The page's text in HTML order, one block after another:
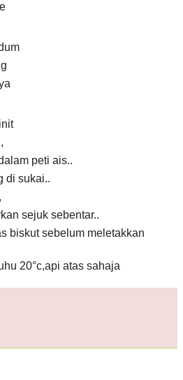
peti ais..
di sukai..
sejuk sebentar..
biskut sebelum meletakkan
20°c,api atas sahaja